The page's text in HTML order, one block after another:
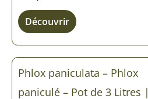
Découvrir
Phlox paniculata – Phlox
paniculé – Pot de 3 Litres |